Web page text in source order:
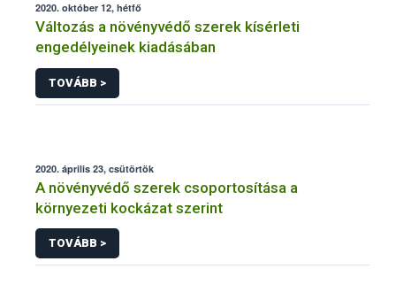
2020. október 12, hétfő
Változás a növényvédő szerek kísérleti
engedélyeinek kiadásában
TOVÁBB >
2020. április 23, csütörtök
A növényvédő szerek csoportosítása a
környezeti kockázat szerint
TOVÁBB >